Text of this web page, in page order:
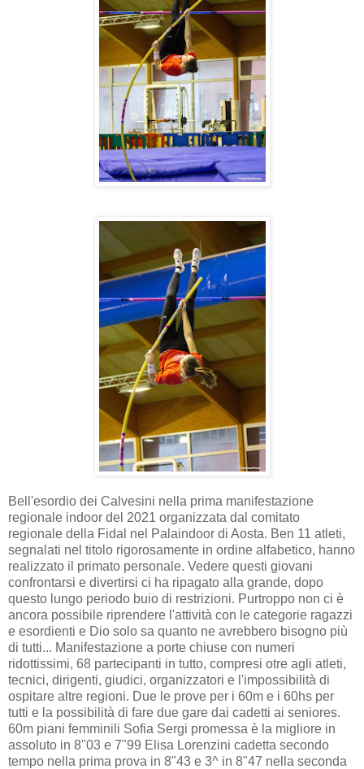
Bell'esordio dei Calvesini nella prima manifestazione
regionale indoor del 2021 organizzata dal comitato
regionale della Fidal nel Palaindoor di Aosta. Ben 11 atleti,
segnalati nel titolo rigorosamente in ordine alfabetico, hanno
realizzato il primato personale. Vedere questi giovani
confrontarsi e divertirsi ci ha ripagato alla grande, dopo
questo lungo periodo buio di restrizioni. Purtroppo non ci è
ancora possibile riprendere l'attività con le categorie ragazzi
e esordienti e Dio solo sa quanto ne avrebbero bisogno più
di tutti... Manifestazione a porte chiuse con numeri
ridottissimi, 68 partecipanti in tutto, compresi otre agli atleti,
tecnici, dirigenti, giudici, organizzatori e l'impossibilità di
ospitare altre regioni. Due le prove per i 60m e i 60hs per
tutti e la possibilità di fare due gare dai cadetti ai seniores.
60m piani femminili Sofia Sergi promessa è la migliore in
assoluto in 8"03 e 7"99 Elisa Lorenzini cadetta secondo
tempo nella prima prova in 8"43 e 3^ in 8"47 nella seconda